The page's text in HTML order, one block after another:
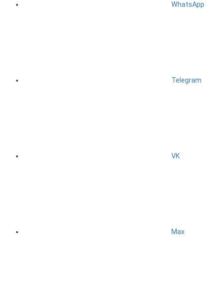
WhatsApp
Telegram
VK
Max